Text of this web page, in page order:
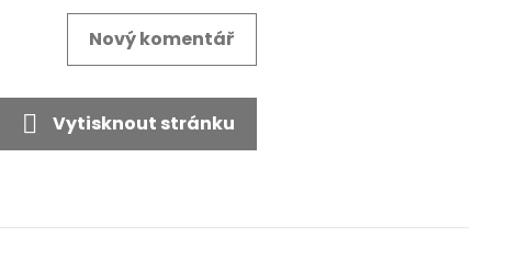
Nový komentář
Vytisknout stránku